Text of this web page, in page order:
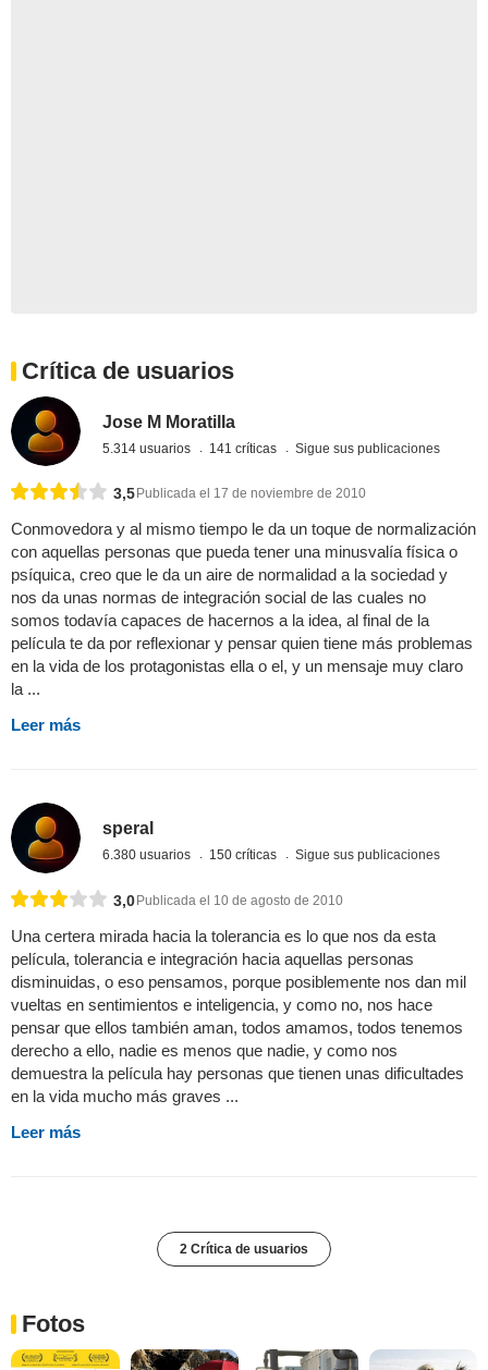
Crítica de usuarios
Jose M Moratilla
5.314 usuarios 141 críticas Sigue sus publicaciones
3,5 Publicada el 17 de noviembre de 2010
Conmovedora y al mismo tiempo le da un toque de normalización
con aquellas personas que pueda tener una minusvalía física o
psíquica, creo que le da un aire de normalidad a la sociedad y
nos da unas normas de integración social de las cuales no
somos todavía capaces de hacernos a la idea, al final de la
película te da por reflexionar y pensar quien tiene más problemas
en la vida de los protagonistas ella o el, y un mensaje muy claro
la ...
Leer más
speral
6.380 usuarios 150 críticas Sigue sus publicaciones
3,0Publicada el 10 de agosto de 2010
Una certera mirada hacia la tolerancia es lo que nos da esta
película, tolerancia e integración hacia aquellas personas
disminuidas, o eso pensamos, porque posiblemente nos dan mil
vueltas en sentimientos e inteligencia, y como no, nos hace
pensar que ellos también aman, todos amamos, todos tenemos
derecho a ello, nadie es menos que nadie, y como nos
demuestra la película hay personas que tienen unas dificultades
en la vida mucho más graves ...
Leer más
2 Crítica de usuarios
Fotos